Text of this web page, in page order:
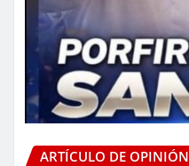
ARTÍCULO DE OPINIÓN